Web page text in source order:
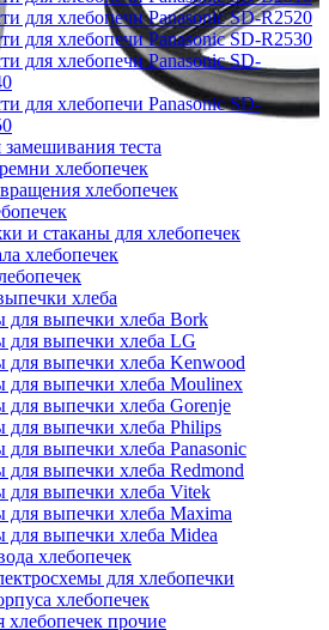
для хлебопечи Panasonic SD-R2520
для хлебопечи Panasonic SD-R2530
для хлебопечи Panasonic SD-
для хлебопечи Panasonic SD-
теста
хлебопечек
хлебопечек
и стаканы для хлебопечек
хлебопечек
хлеба
выпечки хлеба Bork
выпечки хлеба LG
выпечки хлеба Kenwood
выпечки хлеба Moulinex
выпечки хлеба Gorenje
выпечки хлеба Philips
выпечки хлеба Panasonic
выпечки хлеба Redmond
выпечки хлеба Vitek
выпечки хлеба Maxima
выпечки хлеба Midea
хлебопечек
для хлебопечки
хлебопечек
хлебопечек прочие